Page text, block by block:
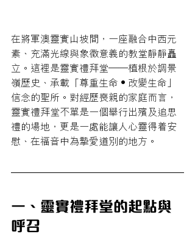
在將軍澳靈實山坡間，一座融合中西元
素、充滿光線與象徵意義的教堂靜靜矗
立。這裡是靈實禮拜堂——植根於調景
嶺歷史、承載「尊重生命‧改變生命」
信念的聖所。對經歷喪親的家庭而言，
靈實禮拜堂不單是一個舉行出殯及追思
禮的場地，更是一處能讓人心靈得着安
慰、在福音中為摯愛道別的地方。
一、靈實禮拜堂的起點與
呼召